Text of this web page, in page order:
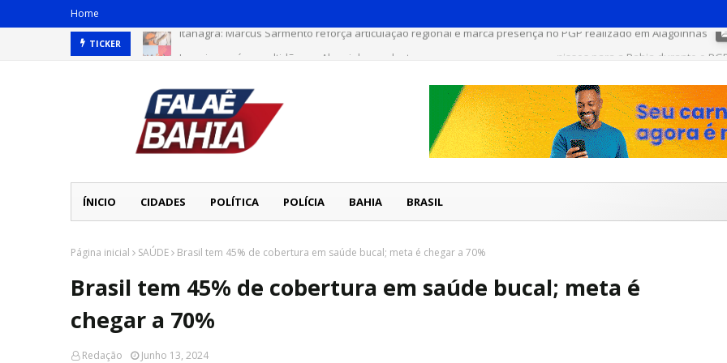
Home
TICKER Jeronimo reúne multidão em Alagoinhas e destaca avanços e novos compromissos para a Bahia durante o
ÍNICIO CIDADES POLÍTICA POLÍCIA BAHIA BRASIL
Página inicial SAÚDE Brasil tem 45% de cobertura em saúde bucal; meta é chegar a 70%
Brasil tem 45% de cobertura em saúde bucal; meta é
chegar a 70%
Redação Junho 13, 2024